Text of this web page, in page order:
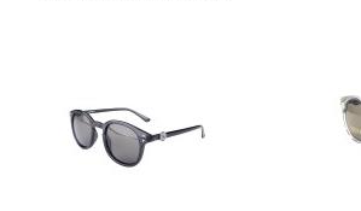
Quick View